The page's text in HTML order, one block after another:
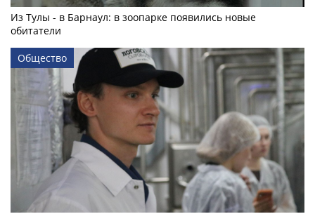
Из Тулы - в Барнаул: в зоопарке появились новые
обитатели
Общество